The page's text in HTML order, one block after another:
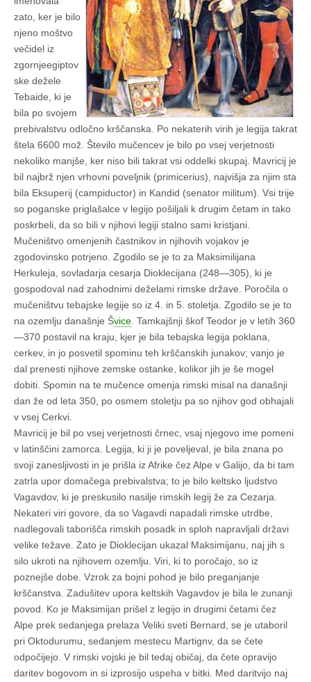
zato, ker je bilo
njeno moštvo
večidel iz
zgornjeegiptov
ske dežele
Tebaide, ki je
bila po svojem
prebivalstvu odločno krščanska. Po nekaterih virih je legija takrat
štela 6600 mož. Število mučencev je bilo po vsej verjetnosti
nekoliko manjše, ker niso bili takrat vsi oddelki skupaj. Mavricij je
bil najbrž njen vrhovni poveljnik (primicerius), najvišja za njim sta
bila Eksuperij (campiductor) in Kandid (senator militum). Vsi trije
so poganske priglašalce v legijo pošiljali k drugim četam in tako
poskrbeli, da so bili v njihovi legiji stalno sami kristjani.
Mučeništvo omenjenih častnikov in njihovih vojakov je
zgodovinsko potrjeno. Zgodilo se je to za Maksimilijana
Herkuleja, sovladarja cesarja Dioklecijana (248—305), ki je
gospodoval nad zahodnimi deželami rimske države. Poročila o
mučeništvu tebajske legije so iz 4. in 5. stoletja. Zgodilo se je to
na ozemlju današnje Švice. Tamkajšnji škof Teodor je v letih 360
—370 postavil na kraju, kjer je bila tebajska legija poklana,
cerkev, in jo posvetil spominu teh krščanskih junakov; vanjo je
dal prenesti njihove zemske ostanke, kolikor jih je še mogel
dobiti. Spomin na te mučence omenja rimski misal na današnji
dan že od leta 350, po osmem stoletju pa so njihov god obhajali
v vsej Cerkvi.
Mavricij je bil po vsej verjetnosti črnec, vsaj njegovo ime pomeni
v latinščini zamorca. Legija, ki ji je poveljeval, je bila znana po
svoji zanesljivosti in je prišla iz Afrike čez Alpe v Galijo, da bi tam
zatrla upor domačega prebivalstva; to je bilo keltsko ljudstvo
Vagavdov, ki je preskusilo nasilje rimskih legij že za Cezarja.
Nekateri viri govore, da so Vagavdi napadali rimske utrdbe,
nadlegovali taborišča rimskih posadk in sploh napravljali državi
velike težave. Zato je Dioklecijan ukazal Maksimijanu, naj jih s
silo ukroti na njihovem ozemlju. Viri, ki to poročajo, so iz
poznejše dobe. Vzrok za bojni pohod je bilo preganjanje
krščanstva. Zadušitev upora keltskih Vagavdov je bila le zunanji
povod. Ko je Maksimijan prišel z legijo in drugimi četami čez
Alpe prek sedanjega prelaza Veliki sveti Bernard, se je utaboril
pri Oktodurumu, sedanjem mestecu Martignv, da se čete
odpočijejo. V rimski vojski je bil tedaj običaj, da čete opravijo
daritev bogovom in si izprosijo uspeha v bitki. Med daritvijo naj